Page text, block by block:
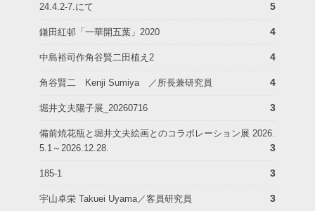
24.4.2-7.にて
5
鎌田紅邨「一華開五葉」2020 4
中島裕司作角谷賢二田植え2 4
角谷賢二 Kenji Sumiya ／所長兼研究員 4
堀井文夫陽子展_20260716 3
備前焼花瓶と堀井文夫絵画とのコラボレーション展 2026.
5.1～2026.12.28.
3
185-1 3
宇山卓栄 Takuei Uyama／客員研究員 3